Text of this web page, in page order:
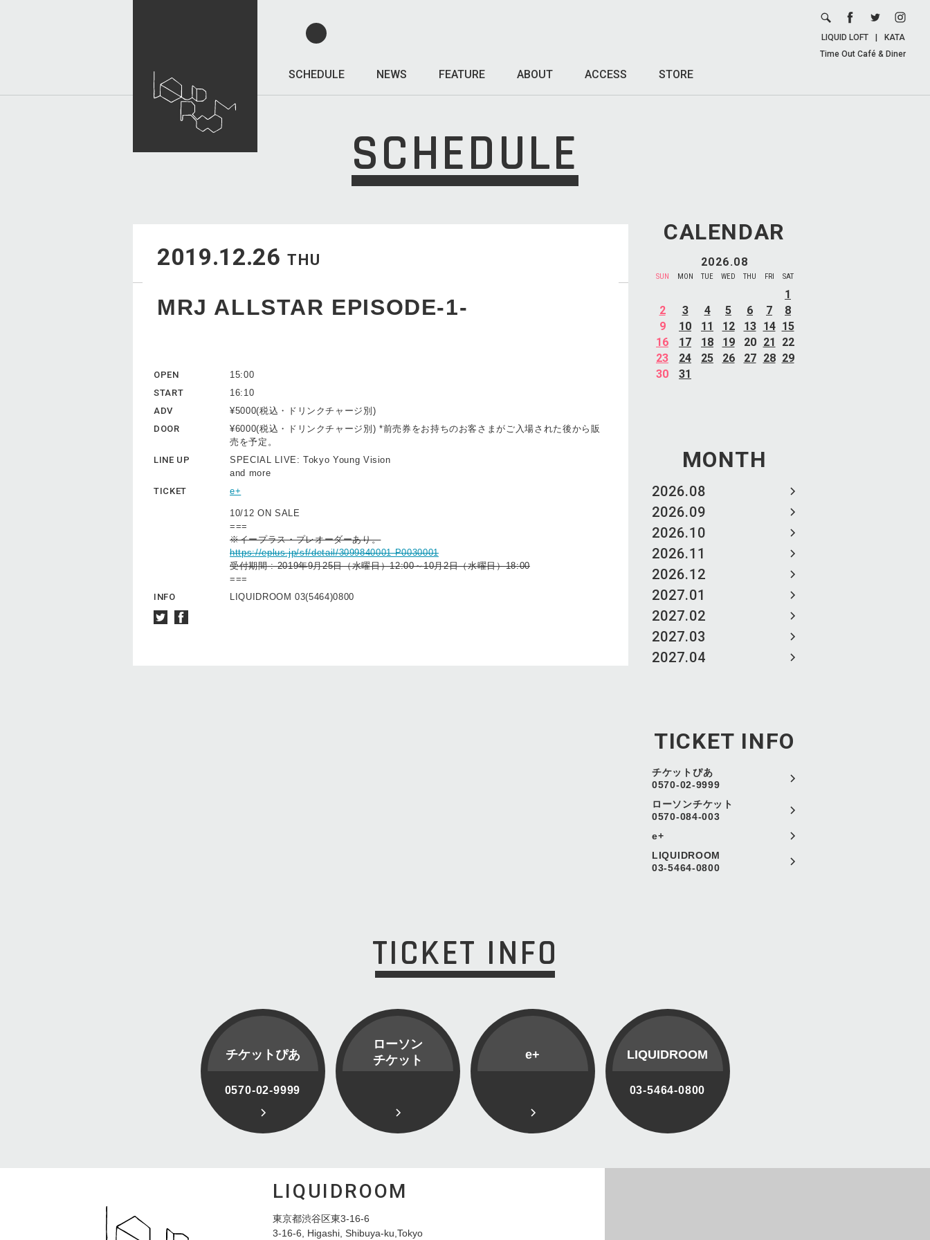
SCHEDULE NEWS FEATURE ABOUT ACCESS STORE
LIQUID LOFT
KATA
Time Out Café & Diner
SCHEDULE
CALENDAR
2026.08
SUN MON TUE WED THU FRI SAT
1
2
3 4 5 6 7
8
9
10 11 12 13 14 15
16
17 18 19 20 21
22
23
24 25 26 27 28 29
30
31
MONTH
2026.08
2026.09
2026.10
2026.11
2026.12
2027.01
2027.02
2027.03
2027.04
TICKET INFO
チケットぴあ
0570-02-9999
ローソンチケット
0570-084-003
e+
LIQUIDROOM
03-5464-0800
2019.12.26 THU
MRJ ALLSTAR EPISODE-1-
OPEN
15:00
START
16:10
ADV
¥5000(税込・ドリンクチャージ別)
DOOR
¥6000(税込・ドリンクチャージ別) *前売券をお持ちのお客さまがご入場された後から販
売を予定。
LINE UP
SPECIAL LIVE: Tokyo Young Vision
and more
TICKET
e+
10/12 ON SALE
===
※イープラス・プレオーダーあり。
https://eplus.jp/sf/detail/3099840001-P0030001
受付期間 : 2019年9月25日（水曜日）12:00～10月2日（水曜日）18:00
===
INFO
LIQUIDROOM 03(5464)0800
TICKET INFO
チケットぴあ
0570-02-9999
ローソン
チケット
e+ LIQUIDROOM
03-5464-0800
LIQUIDROOM
東京都渋谷区東3-16-6
3-16-6, Higashi, Shibuya-ku,Tokyo